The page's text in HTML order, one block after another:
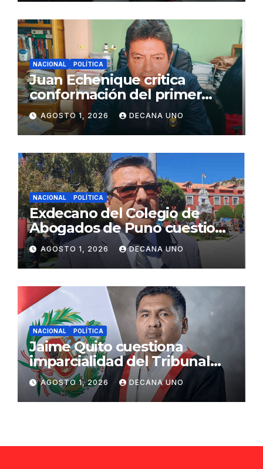
NACIONAL POLÍTICA
Juan Echenique critica
conformación del primer
gabinete ministerial de Keiko
Fujimori
AGOSTO 1, 2026 DECANA UNO
NACIONAL POLÍTICA
Exdecano del Colegio de
Abogados de Puno cuestiona
propuestas sobre seguridad
ciudadana
AGOSTO 1, 2026 DECANA UNO
NACIONAL POLÍTICA
Jaime Quito cuestiona
imparcialidad del Tribunal
Constitucional tras liberación
de Ollanta Humala
AGOSTO 1, 2026 DECANA UNO